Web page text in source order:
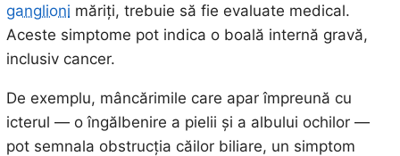
ganglioni măriți, trebuie să fie evaluate medical.
Aceste simptome pot indica o boală internă gravă,
inclusiv cancer.
De exemplu, mâncărimile care apar împreună cu
icterul — o îngălbenire a pielii și a albului ochilor —
pot semnala obstrucția căilor biliare, un simptom